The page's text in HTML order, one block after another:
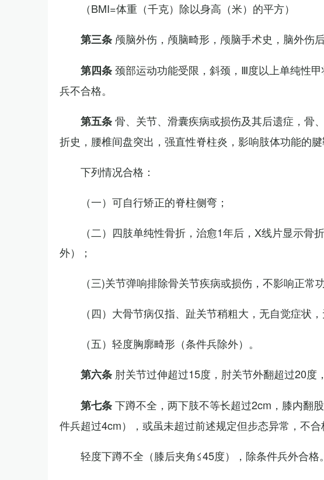
（BMI=体重（千克）除以身高（米）的平方）
第三条 颅脑外伤，颅脑畸形，颅脑手术史，脑外伤
第四条颈部运动功能受限，斜颈，Ⅲ度以上单纯性
兵不合格。
第五条骨、关节、滑囊疾病或损伤及其后遗症，骨
折史，腰椎间盘突出，强直性脊柱炎，影响肢体功能的腱
下列情况合格：
（一）可自行矫正的脊柱侧弯；
（二）四肢单纯性骨折，治愈1年后，X线片显示
外）；
（三)关节弹响排除骨关节疾病或损伤，不影响正常
（四）大骨节病仅指、趾关节稍粗大，无自觉症状
（五）轻度胸廓畸形（条件兵除外）。
第六条 肘关节过伸超过15度，肘关节外翻超过20度
第七条下蹲不全，两下肢不等长超过2cm，膝内翻
件兵超过4cm），或虽未超过前述规定但步态异常，不合
轻度下蹲不全（膝后夹角≤45度），除条件兵外合格。